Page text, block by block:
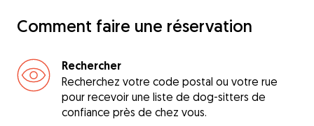
Comment faire une réservation
Rechercher
Recherchez votre code postal ou votre rue
pour recevoir une liste de dog-sitters de
confiance près de chez vous.